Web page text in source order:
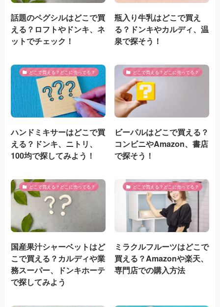
話題のペグシルはどこで買
える？ロフトやドンキ、ネ
ットでチェック！
瓶入り牛乳はどこで買え
る？ドンキやカルディ、温
泉で探そう！
どこで買える？どこに売ってる？
ハンドミキサーはどこで買
える？ドンキ、ニトリ、
100均で探してみよう！
どこで買える？どこに売ってる？
ビーパルはどこで買える？
コンビニやAmazon、書店
で探そう！
どこで買える？どこに売ってる？
国産果汁シャーベットはど
こで買える？カルディや業
務スーパー、ドンキホーテ
で探してみよう
どこで買える？どこに売ってる？
ミラクルフルーツはどこで
買える？Amazonや楽天、
専門店での購入方法